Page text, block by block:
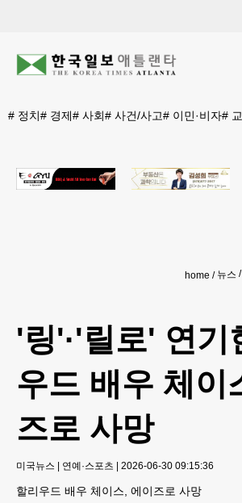
# 정치# 경제# 사회# 사건/사고# 이민·비자#
home 뉴스
'링'·'릴로' 연기
우드 배우 체이
즈로 사망
미국뉴스 | 연예·스포츠 | 2026-06-30 09:15:36
할리우드 배우 체이스, 에이즈로 사망